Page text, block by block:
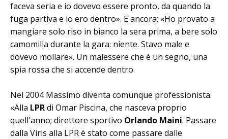
faceva seria e io dovevo essere pronto, da quando la
fuga partiva e io ero dentro». E ancora: «Ho provato a
mangiare solo riso in bianco la sera prima, a bere solo
camomilla durante la gara: niente. Stavo male e
dovevo mollare». Un malessere che è un segno, una
spia rossa che si accende dentro.
Nel 2004 Massimo diventa comunque professionista.
«Alla LPRdi Omar Piscina, che nasceva proprio
quell'anno; direttore sportivo Orlando Maini. Passare
dalla Viris alla LPR è stato come passare dalle